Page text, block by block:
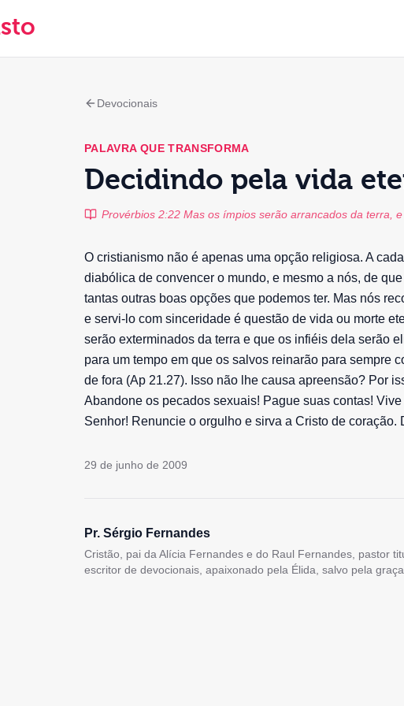
Devocionais
PALAVRA QUE TRANSFORMA
Decidindo pela vida
Provérbios 2:22 Mas os ímpios serão arrancados da terra,
O cristianismo não é apenas uma opção religiosa. A
diabólica de convencer o mundo, e mesmo a nós, de
tantas outras boas opções que podemos ter. Mas nós
e servi-lo com sinceridade é questão de vida ou morte
serão exterminados da terra e que os infiéis dela serão
para um tempo em que os salvos reinarão para sempre
de fora (Ap 21.27). Isso não lhe causa apreensão? Por
Abandone os pecados sexuais! Pague suas contas!
Senhor! Renuncie o orgulho e sirva a Cristo de coração.
29 de junho de 2009
Pr. Sérgio Fernandes
Cristão, pai da Alícia Fernandes e do Raul Fernandes, pastor
escritor de devocionais, apaixonado pela Élida, salvo pela